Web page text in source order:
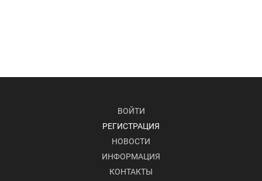
ВОЙТИ
РЕГИСТРАЦИЯ
НОВОСТИ
ИНФОРМАЦИЯ
КОНТАКТЫ